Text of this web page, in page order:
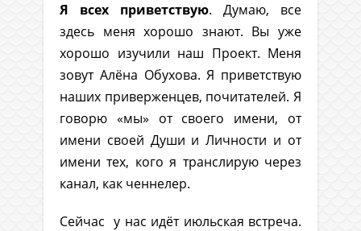
Я всех приветствую. Думаю, все
здесь меня хорошо знают. Вы уже
хорошо изучили наш Проект. Меня
зовут Алёна Обухова. Я приветствую
наших приверженцев, почитателей. Я
говорю «мы» от своего имени, от
имени своей Души и Личности и от
имени тех, кого я транслирую через
канал, как ченнелер.
Сейчас у нас идёт июльская встреча.